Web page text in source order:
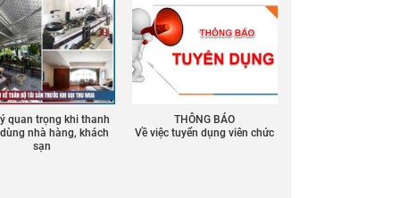
quan trọng khi thanh
nhà hàng, khách
sạn
THÔNG BÁO
Về việc tuyển dụng viên chức